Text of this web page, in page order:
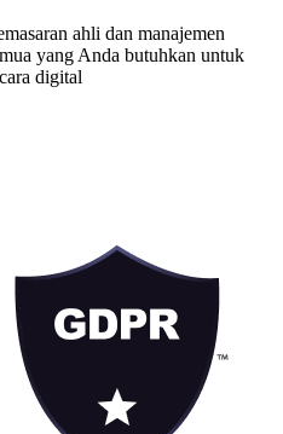
ahli dan manajemen
yang Anda butuhkan untuk
digital